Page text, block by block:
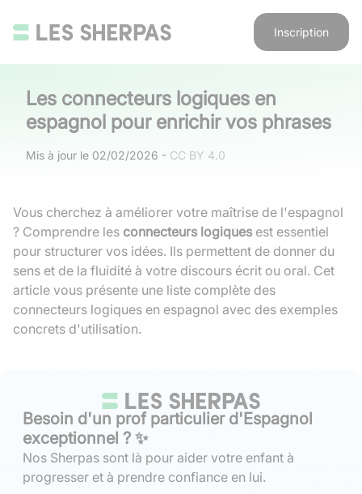
Inscription
Les connecteurs logiques en
espagnol pour enrichir vos phrases
Mis à jour le 02/02/2026 - CC BY 4.0
Vous cherchez à améliorer votre maîtrise de l'espagnol
? Comprendre les connecteurs logiques est essentiel
pour structurer vos idées. Ils permettent de donner du
sens et de la fluidité à votre discours écrit ou oral. Cet
article vous présente une liste complète des
connecteurs logiques en espagnol avec des exemples
concrets d'utilisation.
Besoin d'un prof particulier d'Espagnol
exceptionnel ? ✨
Nos Sherpas sont là pour aider votre enfant à
progresser et à prendre confiance en lui.